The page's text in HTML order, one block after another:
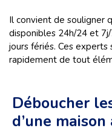
Il convient de souligner
disponibles 24h/24 et
jours fériés. Ces
rapidement de tout
Déboucher
d’une